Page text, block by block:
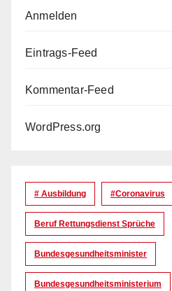
Anmelden
Eintrags-Feed
Kommentar-Feed
WordPress.org
# Ausbildung #coronavirus
Beruf Rettungsdienst Sprüche
Bundesgesundheitsminister
Bundesgesundheitsministerium